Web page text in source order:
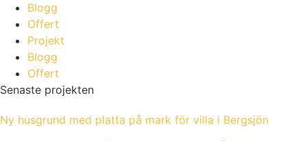
Blogg
Offert
Projekt
Blogg
Offert
Senaste projekten
Ny husgrund med platta på mark för villa i Bergsjön